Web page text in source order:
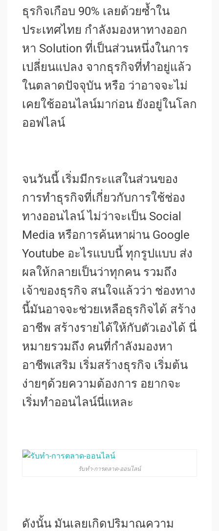
ธุรกิจเกือบ 90% เลยด้วยซ้ำใน
ประเทศไทย กำลังมองหาทางออก
หา Solution ที่เป็นส่วนหนึ่งในการ
เปลี่ยนแปลง จากธุรกิจที่ทำอยู่แล้ว
ในตลาดปัจจุบัน หรือ ว่าอาจจะไม่
เคยใช้ออนไลน์มาก่อน ยังอยู่ในโลก
ออฟไลน์
จนวันนี้ เริ่มมีกระแสในส่วนของ
การทำธุรกิจที่เกี่ยวกับการใช้ช่อง
ทางออนไลน์ ไม่ว่าจะเป็น Social
Media หรือการค้นหาผ่าน Google
Youtube อะไรแบบนี้ ทุกรูปแบบ ส่ง
ผลให้กลายเป็นว่าทุกคน รวมถึง
เจ้าของธุรกิจ สนใจแล้วว่า ช่องทาง
นี้มันอาจจะช่วยเหลือธุรกิจได้ สร้าง
อาชีพ สร้างรายได้ให้กับตัวเองได้ นี่
หมายรวมถึง คนที่กำลังมองหา
อาชีพเสริม เริ่มสร้างธุรกิจ เริ่มต้น
ง่ายๆด้วยความต้องการ อยากจะ
เริ่มทำออนไลน์นี่แหละ
รับทำ-การตลาด-ออนไลน์
ดังนั้น มันเลยเกิดปริมาณความ